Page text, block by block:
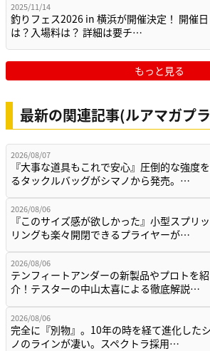
2025/11/14
釣りフェス2026 in 横浜が開催決定！ 開催日
は？入場料は？ 詳細は要チ…
もっと見る
最新の関連記事(ルアマガプ
2026/08/07
『大事な道具もこれで安心』圧倒的な強度
るタックルバッグがシマノから発売。…
2026/08/06
『このサイズ感が欲しかった』小型スプリ
リングも楽々開閉できるプライヤーが…
2026/08/06
テンフィートアンダーの新製品やプロトを紹
介！テスターの中山太喜による徹底解説…
2026/08/06
完全に『別物』。10年の時を経て進化した
ノのラインが凄い。スペクトラ採用…